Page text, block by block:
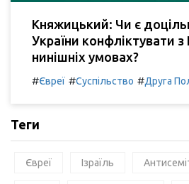
Княжицький: Чи є
України конфліктувати
нинішніх умовах?
#Євреї #Суспільство #Друга
Теги
Євреї Ізраїль